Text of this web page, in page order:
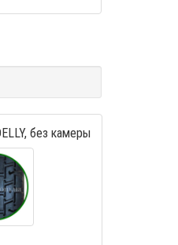
без камеры